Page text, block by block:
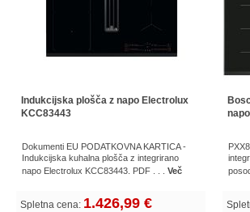
Indukcijska plošča z napo Electrolux
KCC83443
Dokumenti EU PODATKOVNA KARTICA -
Indukcijska kuhalna plošča z integrirano
napo Electrolux KCC83443. PDF . . . Več
Spletna cena: 1.426,99 €